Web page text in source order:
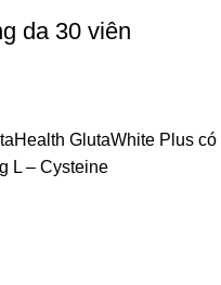
da 30 viên
GlutaWhite Plus có
L – Cysteine